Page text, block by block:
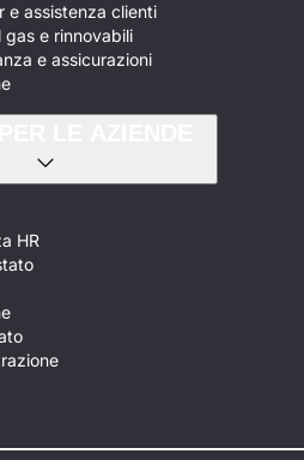
e assistenza clienti
gas e rinnovabili
e assicurazioni
HR